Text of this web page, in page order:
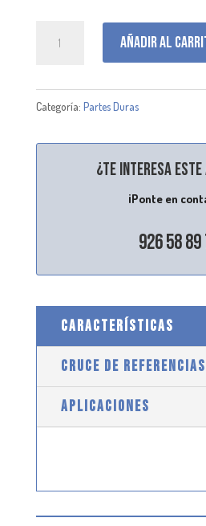
Añadir al
Categoría: Partes Duras
¿Te interesa
¡Ponte en
926 58 89
CARACTERÍSTICAS
CRUCE DE REFERENCIAS
APLICACIONES